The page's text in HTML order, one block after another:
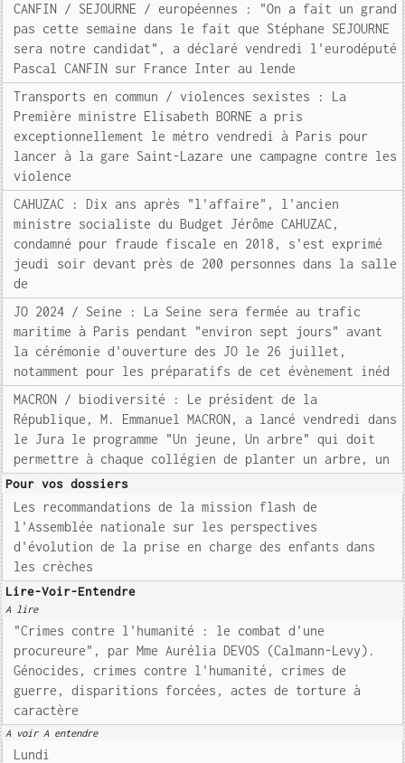
CANFIN / SEJOURNE / européennes : "On a fait un grand
pas cette semaine dans le fait que Stéphane SEJOURNE
sera notre candidat", a déclaré vendredi l'eurodéputé
Pascal CANFIN sur France Inter au lende
Transports en commun / violences sexistes : La
Première ministre Elisabeth BORNE a pris
exceptionnellement le métro vendredi à Paris pour
lancer à la gare Saint-Lazare une campagne contre les
violence
CAHUZAC : Dix ans après "l'affaire", l'ancien
ministre socialiste du Budget Jérôme CAHUZAC,
condamné pour fraude fiscale en 2018, s'est exprimé
jeudi soir devant près de 200 personnes dans la salle
de
JO 2024 / Seine : La Seine sera fermée au trafic
maritime à Paris pendant "environ sept jours" avant
la cérémonie d'ouverture des JO le 26 juillet,
notamment pour les préparatifs de cet évènement inéd
MACRON / biodiversité : Le président de la
République, M. Emmanuel MACRON, a lancé vendredi dans
le Jura le programme "Un jeune, Un arbre" qui doit
permettre à chaque collégien de planter un arbre, un
Pour vos dossiers
Les recommandations de la mission flash de
l'Assemblée nationale sur les perspectives
d'évolution de la prise en charge des enfants dans
les crèches
Lire-Voir-Entendre
A lire
"Crimes contre l'humanité : le combat d'une
procureure", par Mme Aurélia DEVOS (Calmann-Levy).
Génocides, crimes contre l'humanité, crimes de
guerre, disparitions forcées, actes de torture à
caractère
A voir A entendre
Lundi